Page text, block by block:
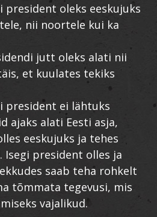
president oleks eeskujuks
nii noortele kui ka
jutt oleks alati nii
et kuulates tekiks
president ei lähtuks
ajaks alati Eesti asja,
eeskujuks ja tehes
Isegi president olles ja
saab teha rohkelt
tõmmata tegevusi, mis
vajalikud.